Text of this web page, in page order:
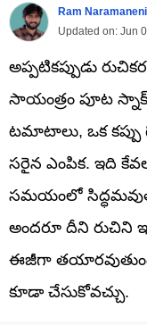
Ram Naramaneni
Updated on: Jun
అప్పటికప్పుడు
సాయంత్రం పూట
టమాటాలు, ఒక
సరైన ఎంపిక. ఇది
సమయంలో
అందరూ దీని రుచిని
ఈజీగా
కూడా చేసుకోవచ్చు.